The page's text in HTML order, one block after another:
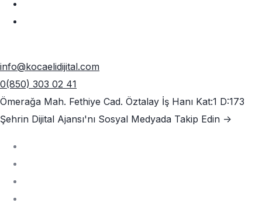
info@kocaelidijital.com
0(850) 303 02 41
Ömerağa Mah. Fethiye Cad. Öztalay İş Hanı Kat:1 D:173
Şehrin Dijital Ajansı'nı Sosyal Medyada Takip Edin ->